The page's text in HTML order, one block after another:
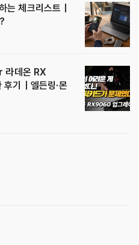
는 체크리스트｜
데온 RX
기｜엘든링·몬